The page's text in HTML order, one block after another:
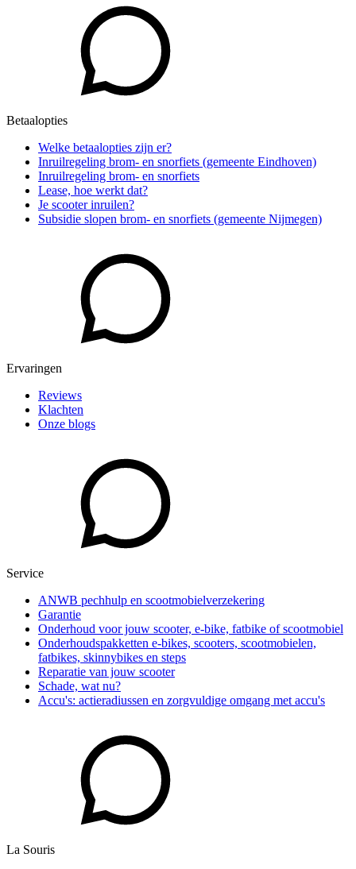
Betaalopties
Welke betaalopties zijn er?
Inruilregeling brom- en snorfiets (gemeente Eindhoven)
Inruilregeling brom- en snorfiets
Lease, hoe werkt dat?
Je scooter inruilen?
Subsidie slopen brom- en snorfiets (gemeente Nijmegen)
Ervaringen
Reviews
Klachten
Onze blogs
Service
ANWB pechhulp en scootmobielverzekering
Garantie
Onderhoud voor jouw scooter, e-bike, fatbike of scootmobiel
Onderhoudspakketten e-bikes, scooters, scootmobielen,
fatbikes, skinnybikes en steps
Reparatie van jouw scooter
Schade, wat nu?
Accu's: actieradiussen en zorgvuldige omgang met accu's
La Souris